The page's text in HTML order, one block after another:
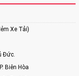
Xe Tải)
Đức.
Biên Hòa